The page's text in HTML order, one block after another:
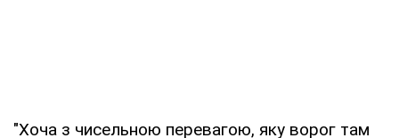
"Хоча з чисельною перевагою, яку ворог там